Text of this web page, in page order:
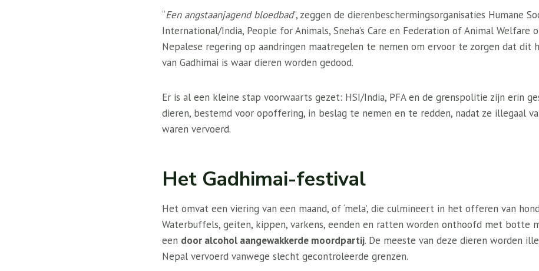
“Een angstaanjagend bloedbad”, zeggen de dierenbeschermingsorganisaties Humane
International/India, People for Animals, Sneha’s Care en Federation of Animal Welfare
Nepalese regering op aandringen maatregelen te nemen om ervoor te zorgen dat dit
van Gadhimai is waar dieren worden gedood.
Er is al een kleine stap voorwaarts gezet: HSI/India, PFA en de grenspolitie zijn erin
dieren, bestemd voor opoffering, in beslag te nemen en te redden, nadat ze illegaal
waren vervoerd.
Het Gadhimai-festival
Het omvat een viering van een maand, of ‘mela’, die culmineert in het offeren van
Waterbuffels, geiten, kippen, varkens, eenden en ratten worden onthoofd met botte
een door alcohol aangewakkerde moordpartij. De meeste van deze dieren worden
Nepal vervoerd vanwege slecht gecontroleerde grenzen.